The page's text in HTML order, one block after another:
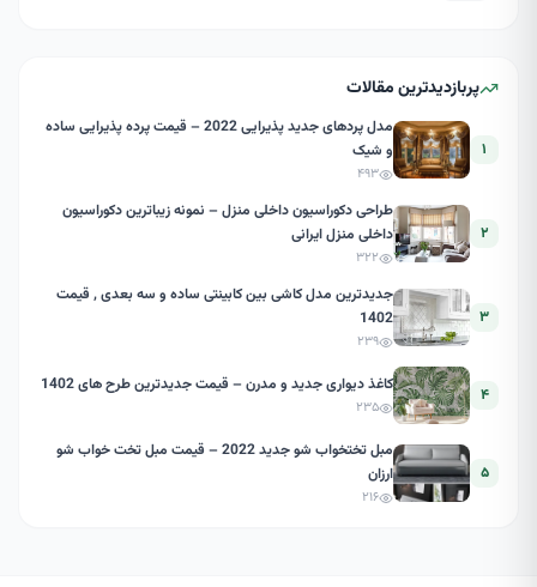
پربازدیدترین مقالات
۱
مدل پردهای جدید پذیرایی 2022 – قیمت پرده پذیرایی ساده
و شیک
۴۹۳
۲
طراحی دکوراسیون داخلی منزل – نمونه زیباترین دکوراسیون
داخلی منزل ایرانی
۳۲۲
۳
جدیدترین مدل کاشی بین کابینتی ساده و سه بعدی , قیمت
1402
۲۳۹
۴ کاغذ دیواری جدید و مدرن – قیمت جدیدترین طرح های 1402
۲۳۵
۵
مبل تختخواب شو جدید 2022 – قیمت مبل تخت خواب شو
ارزان
۲۱۶